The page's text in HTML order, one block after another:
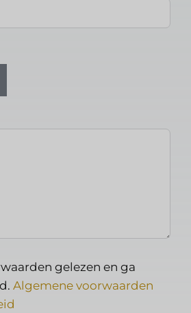
gelezen en ga
Algemene voorwaarden